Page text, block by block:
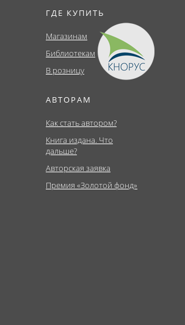
ГДЕ КУПИТЬ
Магазинам
Библиотекам
В розницу
АВТОРАМ
Как стать автором?
Книга издана. Что
дальше?
Авторская заявка
Премия «Золотой фонд»